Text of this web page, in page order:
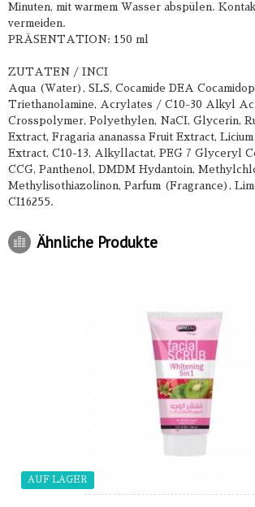
Minuten, mit warmem Wasser abspülen.
vermeiden.
PRÄSENTATION: 150 ml
ZUTATEN / INCI
Aqua (Water), SLS, Cocamide DEA
Triethanolamine, Acrylates / C10-30 Alkyl
Crosspolymer, Polyethylen, NaCI, Glycerin,
Extract, Fragaria ananassa Fruit Extract,
Extract, C10-13, Alkyllactat, PEG 7 Glyceryl
CCG, Panthenol, DMDM ​​Hydantoin,
Methylisothiazolinon, Parfum (Fragrance),
CI16255.
Ähnliche Produkte
AUF LAGER